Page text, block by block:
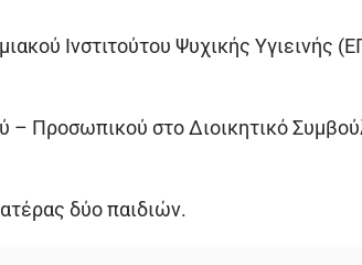
Ινστιτούτου Ψυχικής Υγιεινής
– Προσωπικού στο Διοικητικό
δύο παιδιών.